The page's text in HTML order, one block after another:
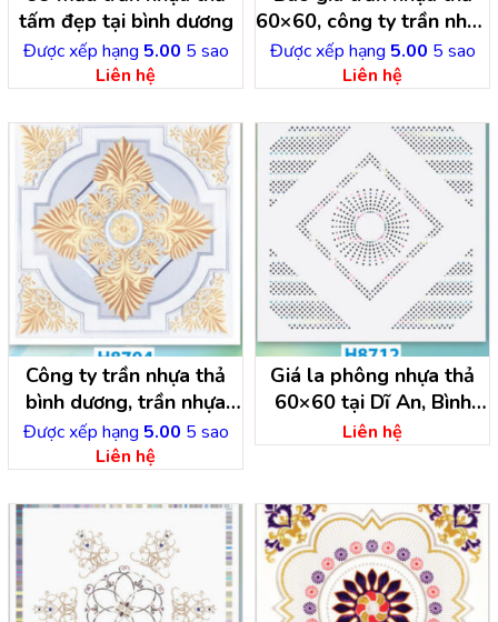
tấm đẹp tại bình dương
Được xếp hạng 5.00 5 sao
Liên hệ
60×60, công ty trần nhựa
bình dương
Được xếp hạng 5.00 5 sao
Liên hệ
Công ty trần nhựa thả
bình dương, trần nhựa
tấm vuông
Được xếp hạng 5.00 5 sao
Liên hệ
Giá la phông nhựa thả
60×60 tại Dĩ An, Bình
Dương
Liên hệ